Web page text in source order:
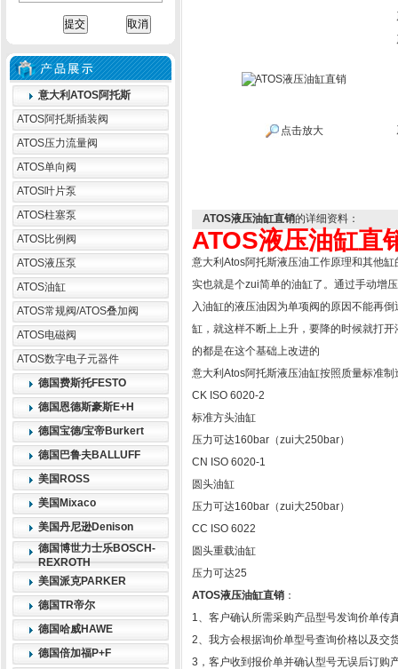
意大利ATOS阿托斯
ATOS阿托斯插装阀
ATOS压力流量阀
ATOS单向阀
ATOS叶片泵
ATOS柱塞泵
ATOS比例阀
ATOS液压泵
ATOS油缸
ATOS常规阀/ATOS叠加阀
ATOS电磁阀
ATOS数字电子元器件
德国费斯托FESTO
德国恩德斯豪斯E+H
德国宝德/宝帝Burkert
德国巴鲁夫BALLUFF
美国ROSS
美国Mixaco
美国丹尼逊Denison
德国博世力士乐BOSCH-
REXROTH
美国派克PARKER
德国TR帝尔
德国哈威HAWE
德国倍加福P+F
点击放大
ATOS液压油缸直销的详细资料：
ATOS液压油缸直
意大利Atos阿托斯液压油工作原理和其他
实也就是个zui简单的油缸了。通过手动增
入油缸的液压油因为单项阀的原因不能再
缸，就这样不断上上升，要降的时候就打
的都是在这个基础上改进的
意大利Atos阿托斯液压油缸按照质量标准制
CK ISO 6020-2
标准方头油缸
压力可达160bar（zui大250bar）
CN ISO 6020-1
圆头油缸
压力可达160bar（zui大250bar）
CC ISO 6022
圆头重载油缸
压力可达25
ATOS液压油缸直销 ：
1、客户确认所需采购产品型号发询价单传
2、我方会根据询价单型号查询价格以及交
3，客户收到报价单并确认型号无误后订购